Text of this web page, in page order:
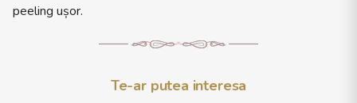
peeling ușor.
Te-ar putea interesa